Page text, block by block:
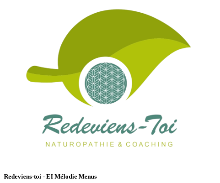
Redeviens-toi - EI Mélodie Menus